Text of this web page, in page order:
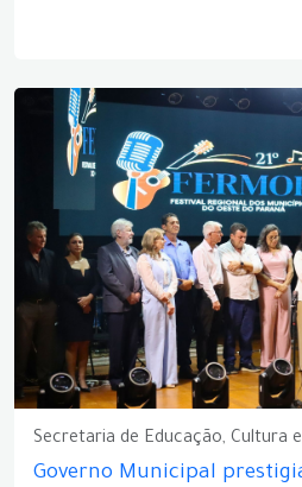
Secretaria de Educação, Cultura
Governo Municipal